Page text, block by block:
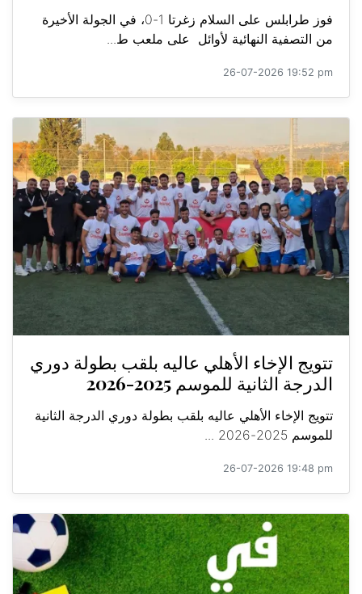
فوز طرابلس على السلام زغرتا 1-0، في الجولة الأخيرة
من التصفية النهائية لأوائل على ملعب ط...
26-07-2026 19:52 pm
تتويج الإخاء الأهلي عاليه بلقب بطولة دوري
الدرجة الثانية للموسم 2025-2026
تتويج الإخاء الأهلي عاليه بلقب بطولة دوري الدرجة الثانية
للموسم 2025-2026 ...
26-07-2026 19:48 pm